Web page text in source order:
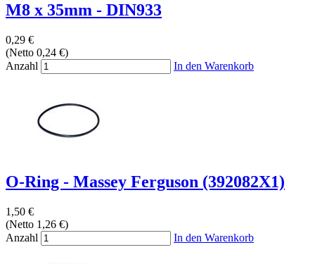
M8 x 35mm - DIN933
0,29 €
(Netto 0,24 €)
Anzahl
In den Warenkorb
O-Ring - Massey Ferguson (392082X1)
1,50 €
(Netto 1,26 €)
Anzahl
In den Warenkorb